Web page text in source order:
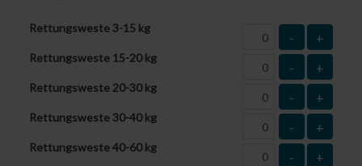
Rettungsweste 3-15 kg
- +
Rettungsweste 15-20 kg
- +
Rettungsweste 20-30 kg
- +
Rettungsweste 30-40 kg
- +
Rettungsweste 40-60 kg
- +